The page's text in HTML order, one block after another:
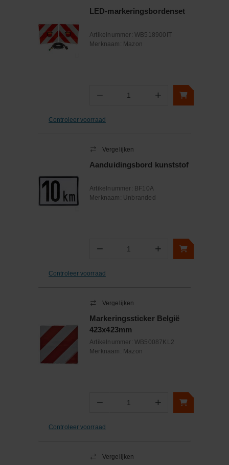
LED-markeringsbordenset
Artikelnummer: WB518900IT
Merknaam: Mazon
− Aantal +
Controleer voorraad
Vergelijken
Aanduidingsbord kunststof
Artikelnummer: BF10A
Merknaam: Unbranded
− Aantal +
Controleer voorraad
Vergelijken
Markeringssticker België
423x423mm
Artikelnummer: WB50087KL2
Merknaam: Mazon
− Aantal +
Controleer voorraad
Vergelijken